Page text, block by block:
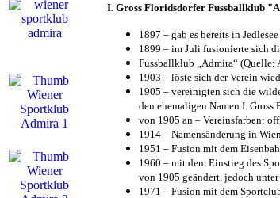
I. Gross Floridsdorfer Fussballklub
1897 – gab es bereits in
1899 – im Juli fusionierte sich
Fussballklub „Admira“
1903 – löste sich der Verein
1905 – vereinigten sich die
den ehemaligen Namen I.
von 1905 an – Vereinsfarben:
1914 – Namensänderung in
1951 – Fusion mit dem
1960 – mit dem Einstieg des
von 1905 geändert, jedoch
1971 – Fusion mit dem